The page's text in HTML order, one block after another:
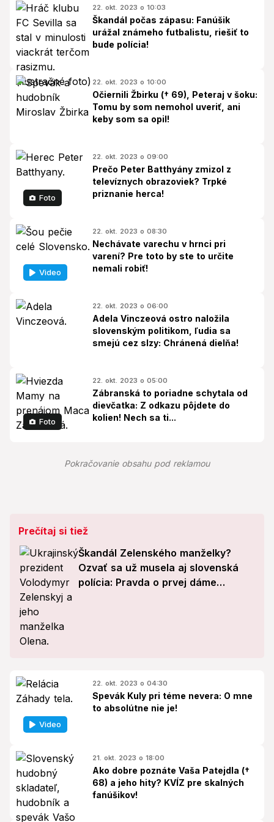
22. okt. 2023 o 10:03
Škandál počas zápasu: Fanúšik
urážal známeho futbalistu, riešiť to
bude polícia!
22. okt. 2023 o 10:00
Očiernili Žbirku († 69), Peteraj v šoku:
Tomu by som nemohol uveriť, ani
keby som sa opil!
Foto
22. okt. 2023 o 09:00
Prečo Peter Batthyány zmizol z
televíznych obrazoviek? Trpké
priznanie herca!
Video
22. okt. 2023 o 08:30
Nechávate varechu v hrnci pri
varení? Pre toto by ste to určite
nemali robiť!
22. okt. 2023 o 06:00
Adela Vinczeová ostro naložila
slovenským politikom, ľudia sa
smejú cez slzy: Chránená dielňa!
Foto
22. okt. 2023 o 05:00
Zábranská to poriadne schytala od
dievčatka: Z odkazu pôjdete do
kolien! Nech sa ti...
Pokračovanie obsahu pod reklamou
Prečítaj si tiež
Škandál Zelenského manželky?
Ozvať sa už musela aj slovenská
polícia: Pravda o prvej dáme
Video
22. okt. 2023 o 04:30
Spevák Kuly pri téme nevera: O mne
to absolútne nie je!
21. okt. 2023 o 18:00
Ako dobre poznáte Vaša Patejdla (†
68) a jeho hity? KVÍZ pre skalných
fanúšikov!